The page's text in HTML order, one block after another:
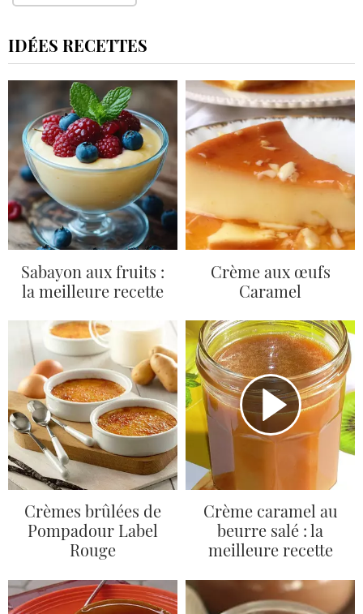
IDÉES RECETTES
Sabayon aux fruits :
la meilleure recette
Crème aux œufs
Caramel
Crèmes brûlées de
Pompadour Label
Rouge
Crème caramel au
beurre salé : la
meilleure recette